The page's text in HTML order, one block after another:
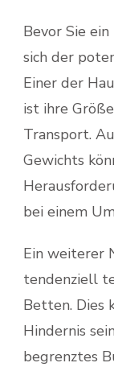
Bevor Sie
sich der
Einer der
ist ihre
Transport.
Gewichts
bei einem
Ein weiterer
tendenziell
Betten. Dies
Hindernis
begrenztes